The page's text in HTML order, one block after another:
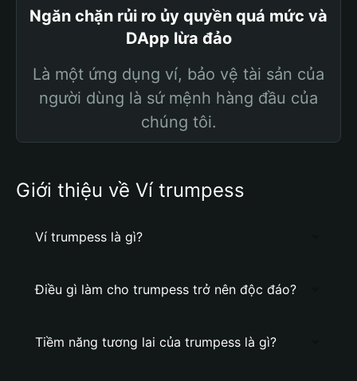
Ngăn chặn rủi ro ủy quyền quá mức và
DApp lừa đảo
Là một ứng dụng ví, bảo vệ tài sản của
người dùng là sứ mệnh hàng đầu của
chúng tôi.
Giới thiệu về Ví trumpess
Ví trumpess là gì?
Điều gì làm cho trumpess trở nên độc đáo?
Tiềm năng tương lai của trumpess là gì?